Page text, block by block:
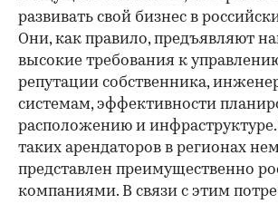
развивать свой бизнес в
Они, как правило, предъявляют
высокие требования к
репутации собственника,
системам, эффективности
расположению и
таких арендаторов в регионах
представлен преимущественно
компаниями. В связи с этим